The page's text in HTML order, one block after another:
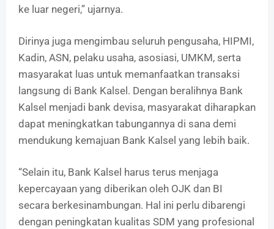
ke luar negeri,” ujarnya.
Dirinya juga mengimbau seluruh pengusaha, HIPMI,
Kadin, ASN, pelaku usaha, asosiasi, UMKM, serta
masyarakat luas untuk memanfaatkan transaksi
langsung di Bank Kalsel. Dengan beralihnya Bank
Kalsel menjadi bank devisa, masyarakat diharapkan
dapat meningkatkan tabungannya di sana demi
mendukung kemajuan Bank Kalsel yang lebih baik.
“Selain itu, Bank Kalsel harus terus menjaga
kepercayaan yang diberikan oleh OJK dan BI
secara berkesinambungan. Hal ini perlu dibarengi
dengan peningkatan kualitas SDM yang profesional